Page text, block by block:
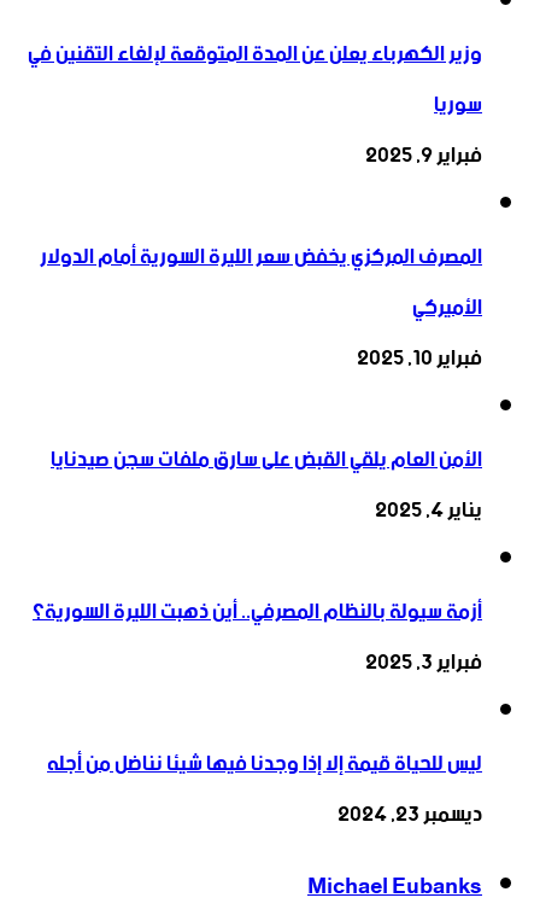
وزير الكهرباء يعلن عن المدة المتوقعة لإلغاء التقنين في
سوريا
فبراير 9, 2025
المصرف المركزي يخفض سعر الليرة السورية أمام الدولار
الأميركي
فبراير 10, 2025
الأمن العام يلقي القبض على سارق ملفات سجن صيدنايا
يناير 4, 2025
أزمة سيولة بالنظام المصرفي.. أين ذهبت الليرة السورية؟
فبراير 3, 2025
ليس للحياة قيمة إلا إذا وجدنا فيها شيئا نناضل من أجله
ديسمبر 23, 2024
Michael Eubanks